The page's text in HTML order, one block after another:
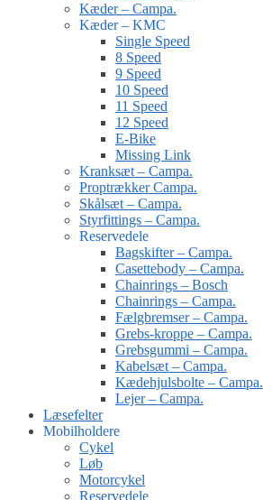
Kæder – Campa.
Kæder – KMC
Single Speed
8 Speed
9 Speed
10 Speed
11 Speed
12 Speed
E-Bike
Missing Link
Kranksæt – Campa.
Proptrækker Campa.
Skålsæt – Campa.
Styrfittings – Campa.
Reservedele
Bagskifter – Campa.
Casettebody – Campa.
Chainrings – Bosch
Chainrings – Campa.
Fælgbremser – Campa.
Grebs-kroppe – Campa.
Grebsgummi – Campa.
Kabelsæt – Campa.
Kædehjulsbolte – Campa.
Lejer – Campa.
Læsefelter
Mobilholdere
Cykel
Løb
Motorcykel
Reservedele